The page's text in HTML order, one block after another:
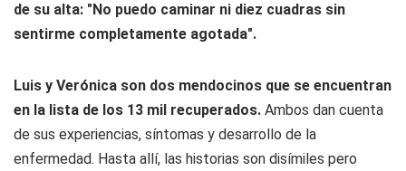
de su alta: "No puedo caminar ni diez cuadras sin
sentirme completamente agotada".
Luis y Verónica son dos mendocinos que se encuentran
en la lista de los 13 mil recuperados. Ambos dan cuenta
de sus experiencias, síntomas y desarrollo de la
enfermedad. Hasta allí, las historias son disímiles pero